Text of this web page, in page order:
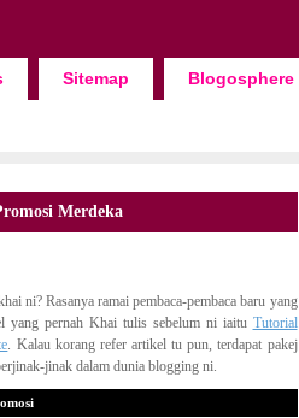
Sitemap Blogosphere
Merdeka
ni? Rasanya ramai pembaca-pembaca baru yang
yang pernah Khai tulis sebelum ni iaitu Tutorial
. Kalau korang refer artikel tu pun, terdapat pakej
jinak dalam dunia blogging ni.